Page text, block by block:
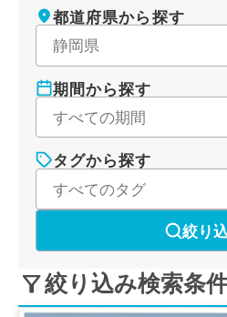
条件を変更する
都道府県から探す
期間から探す
タグから探す
絞り
絞り込み検索条